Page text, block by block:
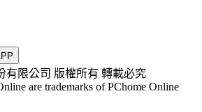
有限公司 版權所有 轉載必究
are trademarks of PChome Online